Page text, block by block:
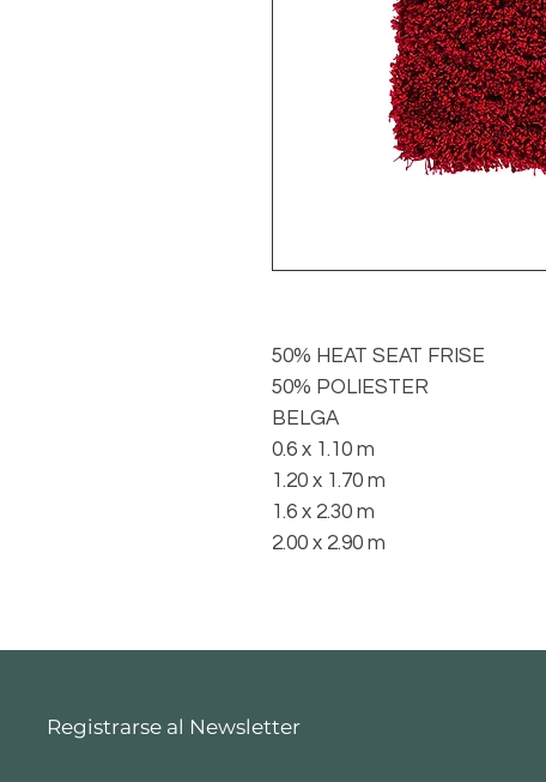
50% HEAT SEAT FRISE
50% POLIESTER
BELGA
0.6 x 1.10 m
1.20 x 1.70 m
1.6 x 2.30 m
2.00 x 2.90 m
Registrarse al Newsletter